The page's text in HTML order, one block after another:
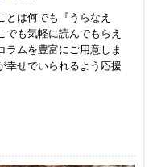
は何でも『うらなえ
でも気軽に読んでもらえ
ラムを豊富にご用意しま
幸せでいられるよう応援